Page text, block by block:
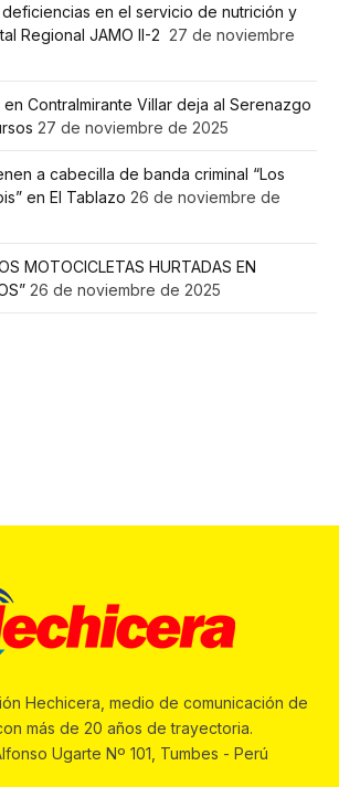
en el servicio de nutrición y
Regional JAMO II-2 27 de noviembre
Contralmirante Villar deja al Serenazgo
27 de noviembre de 2025
a cabecilla de banda criminal “Los
en El Tablazo 26 de noviembre de
MOTOCICLETAS HURTADAS EN
26 de noviembre de 2025
Hechicera, medio de comunicación de
más de 20 años de trayectoria.
Ugarte Nº 101, Tumbes - Perú